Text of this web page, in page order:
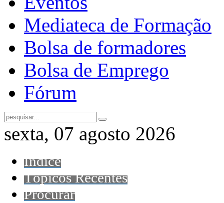
Mediateca de Formação
Bolsa de formadores
Bolsa de Emprego
Fórum
sexta, 07 agosto 2026
Índice
Tópicos Recentes
Procurar